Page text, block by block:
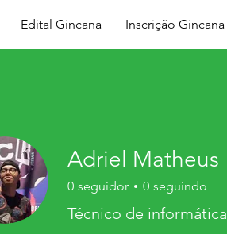
Edital Gincana Inscrição Gincana
Adriel Matheus
0 seguidor 0 seguindo
Técnico de informática